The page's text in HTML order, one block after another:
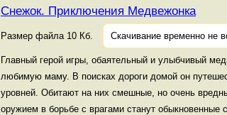
Снежок. Приключения Медвежонка
Размер файла 10 Кб. Скачивание временно не
Главный герой игры, обаятельный и улыбчивый
любимую маму. В поисках дороги домой он
уровней. Обитают на них смешные, но очень
оружием в борьбе с врагами станут обыкновенные